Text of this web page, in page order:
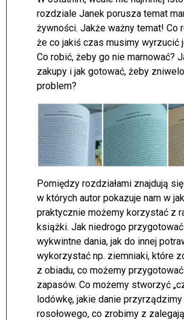
rozdziale Janek porusza temat
żywności. Jakże ważny temat! Co
że co jakiś czas musimy wyrzucić
Co robić, żeby go nie marnować?
zakupy i jak gotować, żeby
problem?
Pomiędzy rozdziałami znajdują
w których autor pokazuje nam w
praktycznie możemy korzystać z
książki. Jak niedrogo
wykwintne dania, jak do innej
wykorzystać np. ziemniaki, które
z obiadu, co możemy
zapasów. Co możemy stworzyć
lodówkę, jakie danie
rosołowego, co zrobimy z